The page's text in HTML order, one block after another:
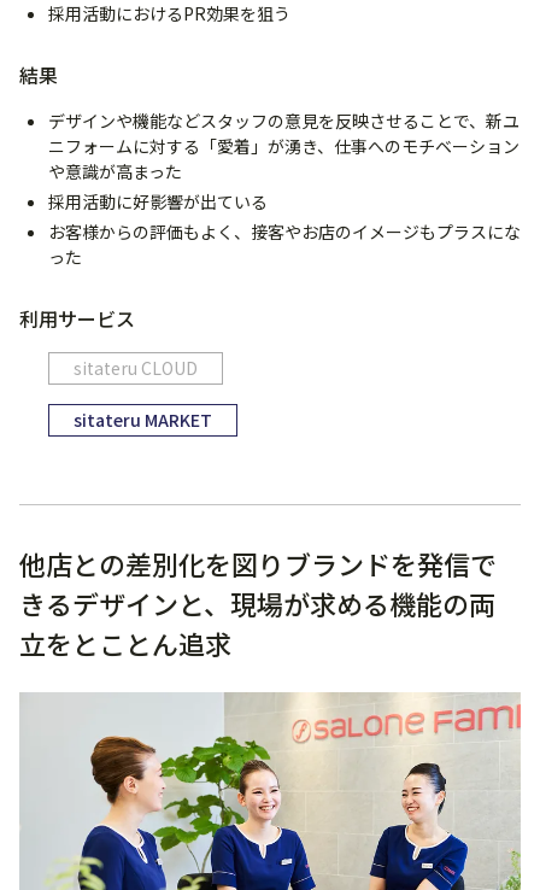
採用活動におけるPR効果を狙う
結果
デザインや機能などスタッフの意見を反映させることで、新ユ
ニフォームに対する「愛着」が湧き、仕事へのモチベーション
や意識が高まった
採用活動に好影響が出ている
お客様からの評価もよく、接客やお店のイメージもプラスにな
った
利用サービス
sitateru CLOUD
sitateru MARKET
他店との差別化を図りブランドを発信で
きるデザインと、現場が求める機能の両
立をとことん追求